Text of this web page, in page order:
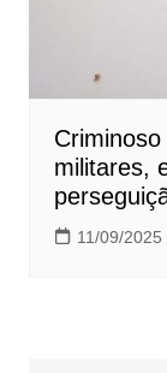
militares,
11/09/2025